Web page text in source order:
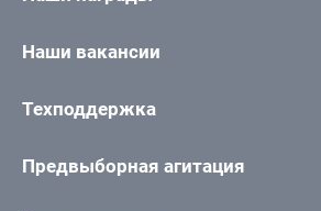
Наши вакансии
Техподдержка
Предвыборная агитация